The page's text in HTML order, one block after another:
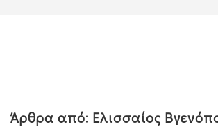
Άρθρα από: Ελισσαίος